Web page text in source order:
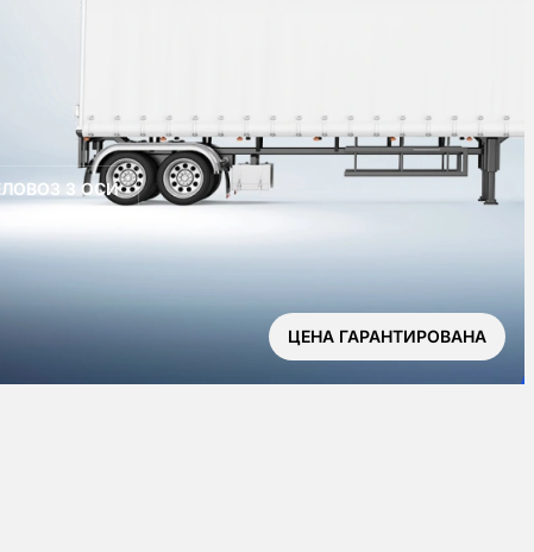
3 ОСИ
ЦЕНА ГАРАНТИРОВАНА